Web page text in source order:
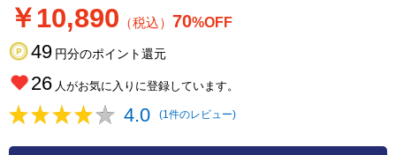
￥10,890 （税込） 70%OFF
49 円分のポイント還元
26 人がお気に入りに登録しています。
4.0 (1件のレビュー)